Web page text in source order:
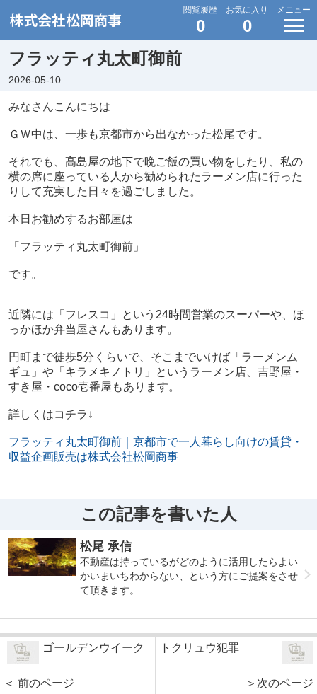
閲覧履歴
0
お気に入り
0
メニュー
フラッティ丸太町御前
2026-05-10
みなさんこんにちは
ＧＷ中は、一歩も京都市から出なかった松尾です。
それでも、高島屋の地下で晩ご飯の買い物をしたり、私の
横の席に座っている人から勧められたラーメン店に行った
りして充実した日々を過ごしました。
本日お勧めするお部屋は
「フラッティ丸太町御前」
です。
近隣には「フレスコ」という24時間営業のスーパーや、ほ
っかほか弁当屋さんもあります。
円町まで徒歩5分くらいで、そこまでいけば「ラーメンム
ギュ」や「キラメキノトリ」というラーメン店、吉野屋・
すき屋・coco壱番屋もあります。
詳しくはコチラ↓
フラッティ丸太町御前｜京都市で一人暮らし向けの賃貸・
収益企画販売は株式会社松岡商事
この記事を書いた人
松尾 承信
不動産は持っているがどのように活用したらよい
かいまいちわからない、という方にご提案をさせ
て頂きます。
ゴールデンウイーク
＜ 前のページ
トクリュウ犯罪
＞次のページ